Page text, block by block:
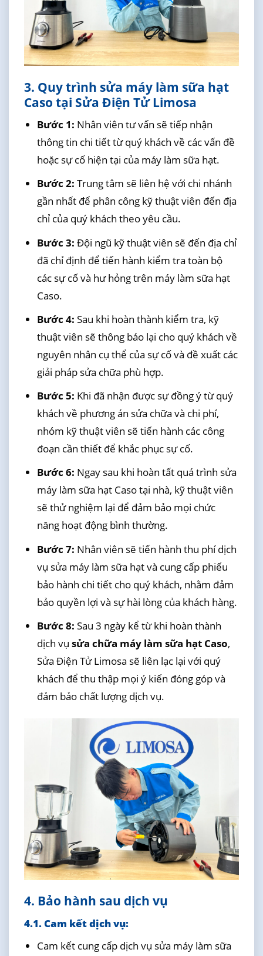
3. Quy trình sửa máy làm sữa hạt
Caso tại Sửa Điện Tử Limosa
Bước 1: Nhân viên tư vấn sẽ tiếp nhận
thông tin chi tiết từ quý khách về các vấn đề
hoặc sự cố hiện tại của máy làm sữa hạt.
Bước 2: Trung tâm sẽ liên hệ với chi nhánh
gần nhất để phân công kỹ thuật viên đến địa
chỉ của quý khách theo yêu cầu.
Bước 3: Đội ngũ kỹ thuật viên sẽ đến địa chỉ
đã chỉ định để tiến hành kiểm tra toàn bộ
các sự cố và hư hỏng trên máy làm sữa hạt
Caso.
Bước 4: Sau khi hoàn thành kiểm tra, kỹ
thuật viên sẽ thông báo lại cho quý khách về
nguyên nhân cụ thể của sự cố và đề xuất các
giải pháp sửa chữa phù hợp.
Bước 5: Khi đã nhận được sự đồng ý từ quý
khách về phương án sửa chữa và chi phí,
nhóm kỹ thuật viên sẽ tiến hành các công
đoạn cần thiết để khắc phục sự cố.
Bước 6: Ngay sau khi hoàn tất quá trình sửa
máy làm sữa hạt Caso tại nhà, kỹ thuật viên
sẽ thử nghiệm lại để đảm bảo mọi chức
năng hoạt động bình thường.
Bước 7: Nhân viên sẽ tiến hành thu phí dịch
vụ sửa máy làm sữa hạt và cung cấp phiếu
bảo hành chi tiết cho quý khách, nhằm đảm
bảo quyền lợi và sự hài lòng của khách hàng.
Bước 8: Sau 3 ngày kể từ khi hoàn thành
dịch vụ sửa chữa máy làm sữa hạt Caso,
Sửa Điện Tử Limosa sẽ liên lạc lại với quý
khách để thu thập mọi ý kiến đóng góp và
đảm bảo chất lượng dịch vụ.
4. Bảo hành sau dịch vụ
4.1. Cam kết dịch vụ:
Cam kết cung cấp dịch vụ sửa máy làm sữa